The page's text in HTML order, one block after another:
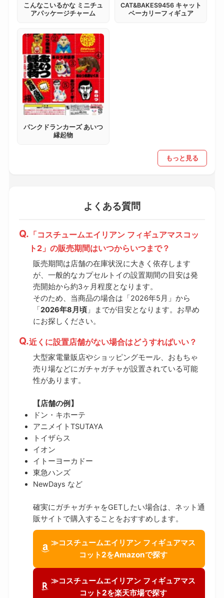
こんなこいるかな ミニチュ
アパッケージチャーム
CAT&BAKES9456 キャット
ベーカリーフィギュア
パンクドランカーズ あいつ
縁起物
もっと見る
よくある質問
「コスチュームエイリアン フィギュアマスコッ
ト2」の販売期間はいつからいつまで？
販売期間は店舗の在庫状況に大きく依存します
が、一般的なカプセルトイの設置期間の目安は発
売開始から約3ヶ月程度となります。
そのため、当商品の場合は「2026年5月」から
「2026年8月頃」までが目安となります。お早め
にお探しください。
近くに設置店舗がない場合はどうすればいい？
大型家電量販店やショッピングモール、おもちゃ
売り場などにガチャガチャが設置されている可能
性があります。
【店舗の例】
ドン・キホーテ
アニメイトTSUTAYA
トイザらス
イオン
イトーヨーカドー
東急ハンズ
NewDays など
確実にガチャガチャをGETしたい場合は、ネット通
販サイトで購入することをおすすめします。
≫コスチュームエイリアン フィギュアマス
コット2をAmazonで探す
≫コスチュームエイリアン フィギュアマス
コット2を楽天市場で探す